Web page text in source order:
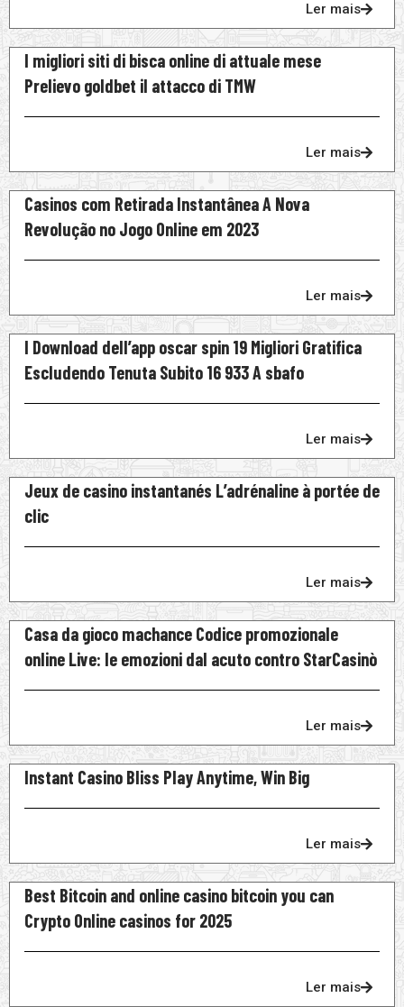
Ler mais
I migliori siti di bisca online di attuale mese
Prelievo goldbet il attacco di TMW
Ler mais
Casinos com Retirada Instantânea A Nova
Revolução no Jogo Online em 2023
Ler mais
I Download dell’app oscar spin 19 Migliori Gratifica
Escludendo Tenuta Subito 16 933 A sbafo
Ler mais
Jeux de casino instantanés L’adrénaline à portée de
clic
Ler mais
Casa da gioco machance Codice promozionale
online Live: le emozioni dal acuto contro StarCasinò
Ler mais
Instant Casino Bliss Play Anytime, Win Big
Ler mais
Best Bitcoin and online casino bitcoin you can
Crypto Online casinos for 2025
Ler mais